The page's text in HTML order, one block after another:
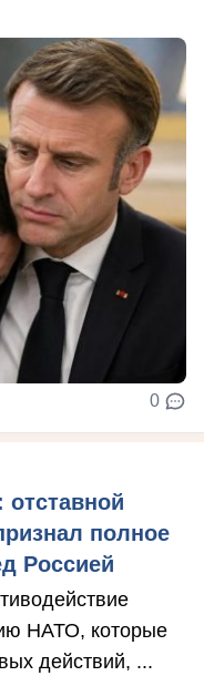
0
полное
Россией
НАТО, которые
действий, ...